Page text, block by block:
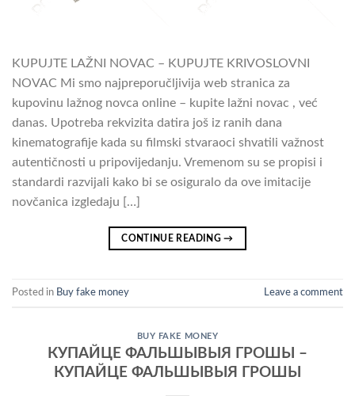
KUPUJTE LAŽNI NOVAC – KUPUJTE KRIVOSLOVNI
NOVAC Mi smo najpreporučljivija web stranica za
kupovinu lažnog novca online – kupite lažni novac , već
danas. Upotreba rekvizita datira još iz ranih dana
kinematografije kada su filmski stvaraoci shvatili važnost
autentičnosti u pripovijedanju. Vremenom su se propisi i
standardi razvijali kako bi se osiguralo da ove imitacije
novčanica izgledaju […]
CONTINUE READING→
Posted in Buy fake money Leave a comment
BUY FAKE MONEY
КУПАЙЦЕ ФАЛЬШЫВЫЯ ГРОШЫ –
КУПАЙЦЕ ФАЛЬШЫВЫЯ ГРОШЫ